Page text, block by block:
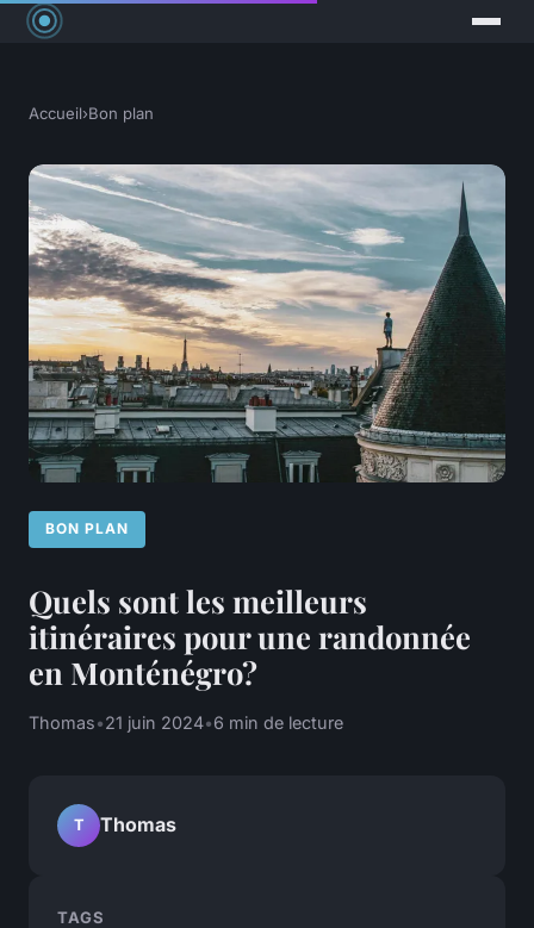
Accueil›Bon plan
BON PLAN
Quels sont les meilleurs
itinéraires pour une randonnée
en Monténégro?
Thomas•21 juin 2024•6 min de lecture
T Thomas
TAGS